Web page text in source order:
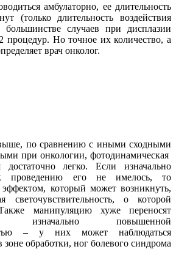
амбулаторно, ее длительность
(только длительность воздействия
случаев при дисплазии
процедур. Но точное их количество, а
врач онколог.
по сравнению с иными сходными
при онкологии, фотодинамическая
достаточно легко. Если изначально
к проведению его не имелось, то
который может возникнуть,
светочувствительность, о которой
манипуляцию хуже переносят
повышенной
– у них может наблюдаться
обработки, ног болевого синдрома